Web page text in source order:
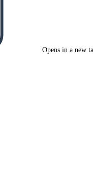
Opens in a new